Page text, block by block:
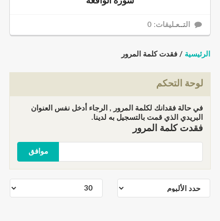
التــعـليقات: 0
الرئيسية / فقدت كلمة المرور
لوحة التحكم
في حالة فقدانك لكلمة المرور , الرجاء أدخل نفس العنوان
البريدي الذي قمت بالتسجيل به لدينا.
فقدت كلمة المرور
موافق